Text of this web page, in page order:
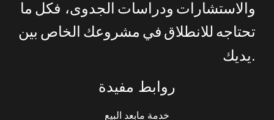
روابط مفيدة
خدمة مابعد البيع
والاستشارات ودراسات الجدوى، فكل ما
تحتاجه للانطلاق في مشروعك الخاص بين
يديك.